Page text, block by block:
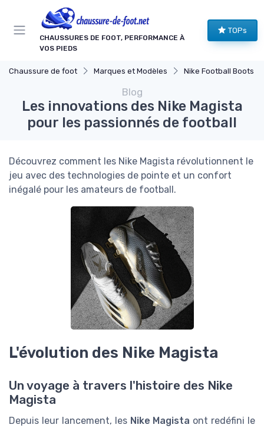
CHAUSSURES DE FOOT, PERFORMANCE À
VOS PIEDS
TOPs
Chaussure de foot Marques et Modèles Nike Football Boots
Blog
Les innovations des Nike Magista
pour les passionnés de football
Découvrez comment les Nike Magista révolutionnent le
jeu avec des technologies de pointe et un confort
inégalé pour les amateurs de football.
L'évolution des Nike Magista
Un voyage à travers l'histoire des Nike
Magista
Depuis leur lancement, les Nike Magista ont redéfini le